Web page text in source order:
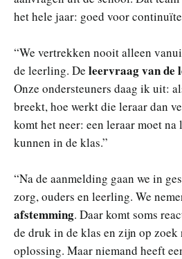
het hele jaar: goed voor
“We vertrekken nooit alleen
de leerling. De leervraag van de
Onze ondersteuners daag ik uit:
breekt, hoe werkt die leraar dan
komt het neer: een leraar moet na
kunnen in de klas.”
“Na de aanmelding gaan we in
zorg, ouders en leerling. We
afstemming. Daar komt soms
de druk in de klas en zijn op zoek
oplossing. Maar niemand heeft